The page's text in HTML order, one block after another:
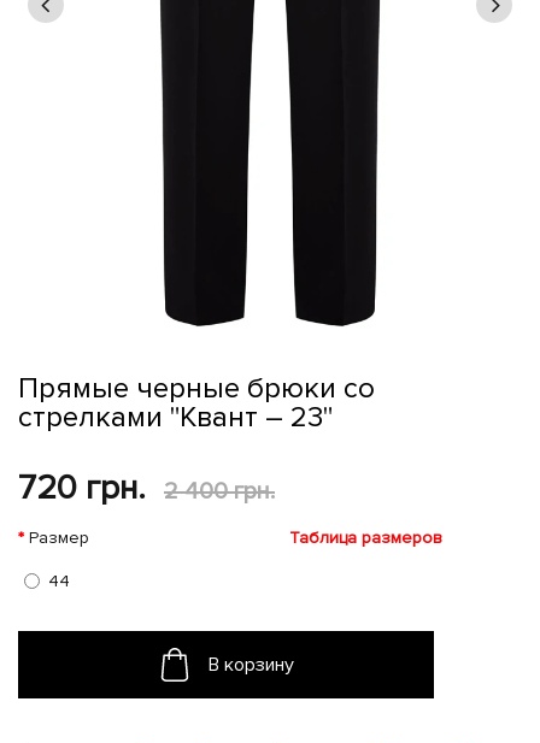
Прямые черные брюки со
стрелками "Квант – 23"
720 грн. 2 400 грн.
Таблица размеров
Размер
44
В корзину